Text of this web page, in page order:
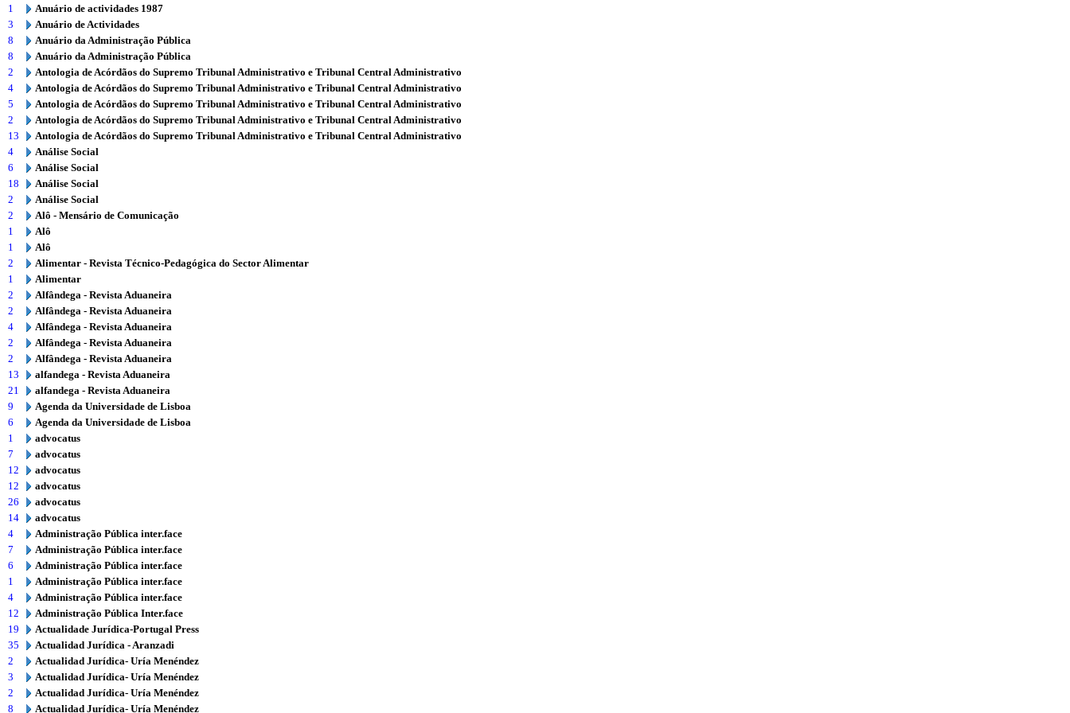
1
Anuário de actividades 1987
3
Anuário de Actividades
8
Anuário da Administração Pública
8
Anuário da Administração Pública
2
Antologia de Acórdãos do Supremo Tribunal Administrativo e Tribunal Central Administrativo
4
Antologia de Acórdãos do Supremo Tribunal Administrativo e Tribunal Central Administrativo
5
Antologia de Acórdãos do Supremo Tribunal Administrativo e Tribunal Central Administrativo
2
Antologia de Acórdãos do Supremo Tribunal Administrativo e Tribunal Central Administrativo
13
Antologia de Acórdãos do Supremo Tribunal Administrativo e Tribunal Central Administrativo
4
Análise Social
6
Análise Social
18
Análise Social
2
Análise Social
2
Alô - Mensário de Comunicação
1
Alô
1
Alô
2
Alimentar - Revista Técnico-Pedagógica do Sector Alimentar
1
Alimentar
2
Alfândega - Revista Aduaneira
2
Alfândega - Revista Aduaneira
4
Alfândega - Revista Aduaneira
2
Alfândega - Revista Aduaneira
2
Alfândega - Revista Aduaneira
13
alfandega - Revista Aduaneira
21
alfandega - Revista Aduaneira
9
Agenda da Universidade de Lisboa
6
Agenda da Universidade de Lisboa
1
advocatus
7
advocatus
12
advocatus
12
advocatus
26
advocatus
14
advocatus
4
Administração Pública inter.face
7
Administração Pública inter.face
6
Administração Pública inter.face
1
Administração Pública inter.face
4
Administração Pública inter.face
12
Administração Pública Inter.face
19
Actualidade Jurídica-Portugal Press
35
Actualidad Jurídica - Aranzadi
2
Actualidad Jurídica- Uría Menéndez
3
Actualidad Jurídica- Uría Menéndez
2
Actualidad Jurídica- Uría Menéndez
8
Actualidad Jurídica- Uría Menéndez